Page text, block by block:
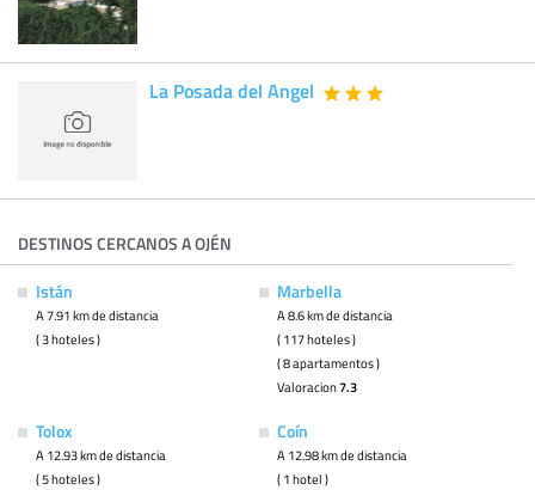
La Posada del Angel
DESTINOS CERCANOS A OJÉN
Istán
A 7.91 km de distancia
( 3 hoteles )
Marbella
A 8.6 km de distancia
( 117 hoteles )
( 8 apartamentos )
Valoracion7.3
Tolox
A 12.93 km de distancia
( 5 hoteles )
Coín
A 12.98 km de distancia
( 1 hotel )